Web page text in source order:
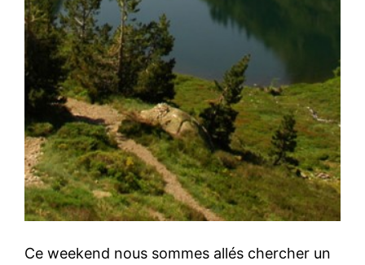
Ce weekend nous sommes allés chercher un